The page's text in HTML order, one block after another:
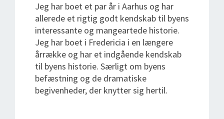
Jeg har boet et par år i Aarhus og har
allerede et rigtig godt kendskab til byens
interessante og mangeartede historie.
Jeg har boet i Fredericia i en længere
årrække og har et indgående kendskab
til byens historie. Særligt om byens
befæstning og de dramatiske
begivenheder, der knytter sig hertil.